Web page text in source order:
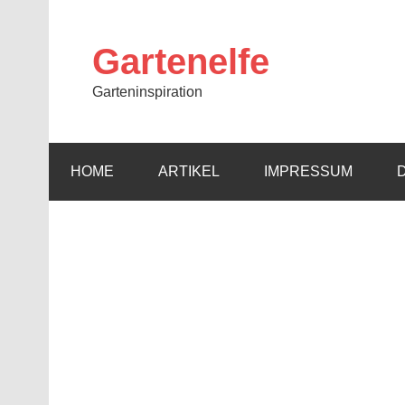
Gartenelfe
Garteninspiration
HOME ARTIKEL IMPRESSUM